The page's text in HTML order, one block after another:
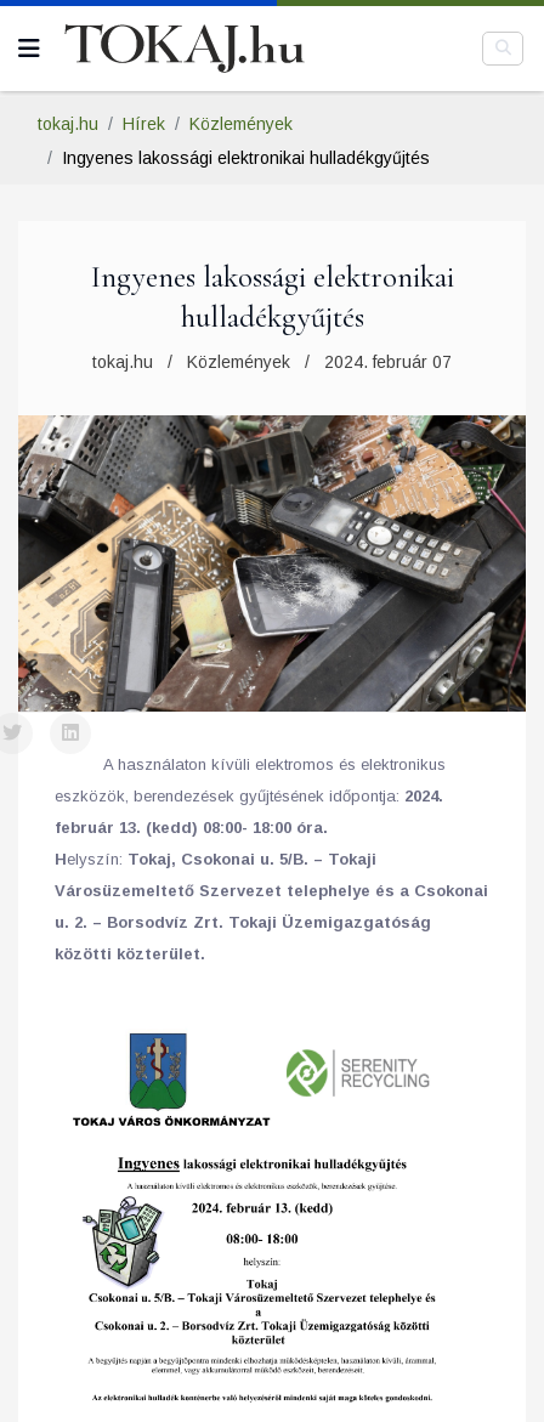
tokaj.hu Hírek
Közlemények
Ingyenes lakossági elektronikai hulladékgyűjtés
Ingyenes lakossági elektronikai
hulladékgyűjtés
tokaj.hu Közlemények 2024. február 07
A használaton kívüli elektromos és elektronikus
eszközök, berendezések gyűjtésének időpontja: 2024.
február 13. (kedd) 08:00- 18:00 óra.
Helyszín: Tokaj, Csokonai u. 5/B. – Tokaji
Városüzemeltető Szervezet telephelye és a Csokonai
u. 2. – Borsodvíz Zrt. Tokaji Üzemigazgatóság
közötti közterület.